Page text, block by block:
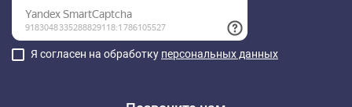
Я согласен на обработку персональных данных